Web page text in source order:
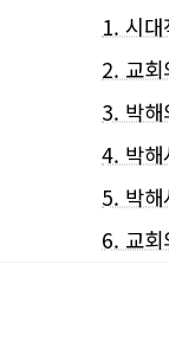
1. 시대
2. 교
3. 박해
4. 박해
5. 박해
6. 교회